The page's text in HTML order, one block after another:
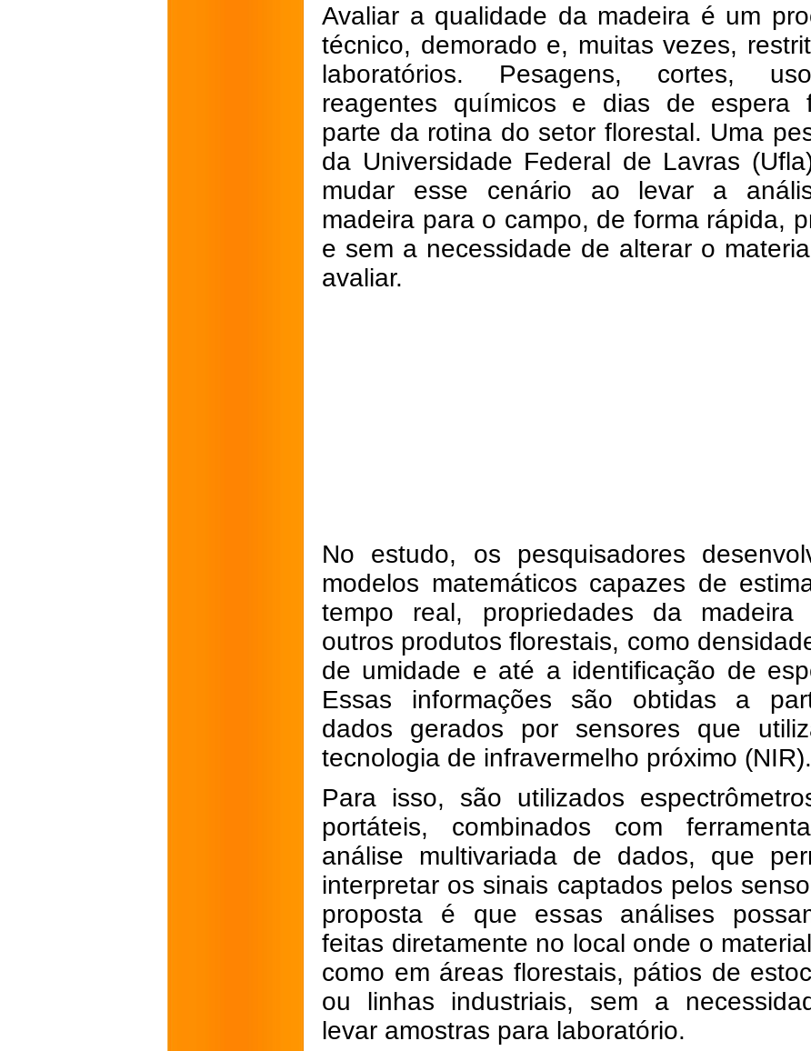
Avaliar a qualidade da madeira é um
técnico, demorado e, muitas vezes,
laboratórios. Pesagens, cortes,
reagentes químicos e dias de espera
parte da rotina do setor florestal. Uma
da Universidade Federal de Lavras
mudar esse cenário ao levar a
madeira para o campo, de forma rápida,
e sem a necessidade de alterar o
avaliar.
No estudo, os pesquisadores
modelos matemáticos capazes de
tempo real, propriedades da
outros produtos florestais, como
de umidade e até a identificação de
Essas informações são obtidas a
dados gerados por sensores que
tecnologia de infravermelho próximo (NIR).
Para isso, são utilizados
portáteis, combinados com
análise multivariada de dados, que
interpretar os sinais captados pelos
proposta é que essas análises
feitas diretamente no local onde o
como em áreas florestais, pátios de
ou linhas industriais, sem a
levar amostras para laboratório.